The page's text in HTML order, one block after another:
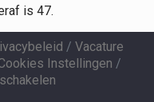
is 47.
/ Vacature
Instellingen /